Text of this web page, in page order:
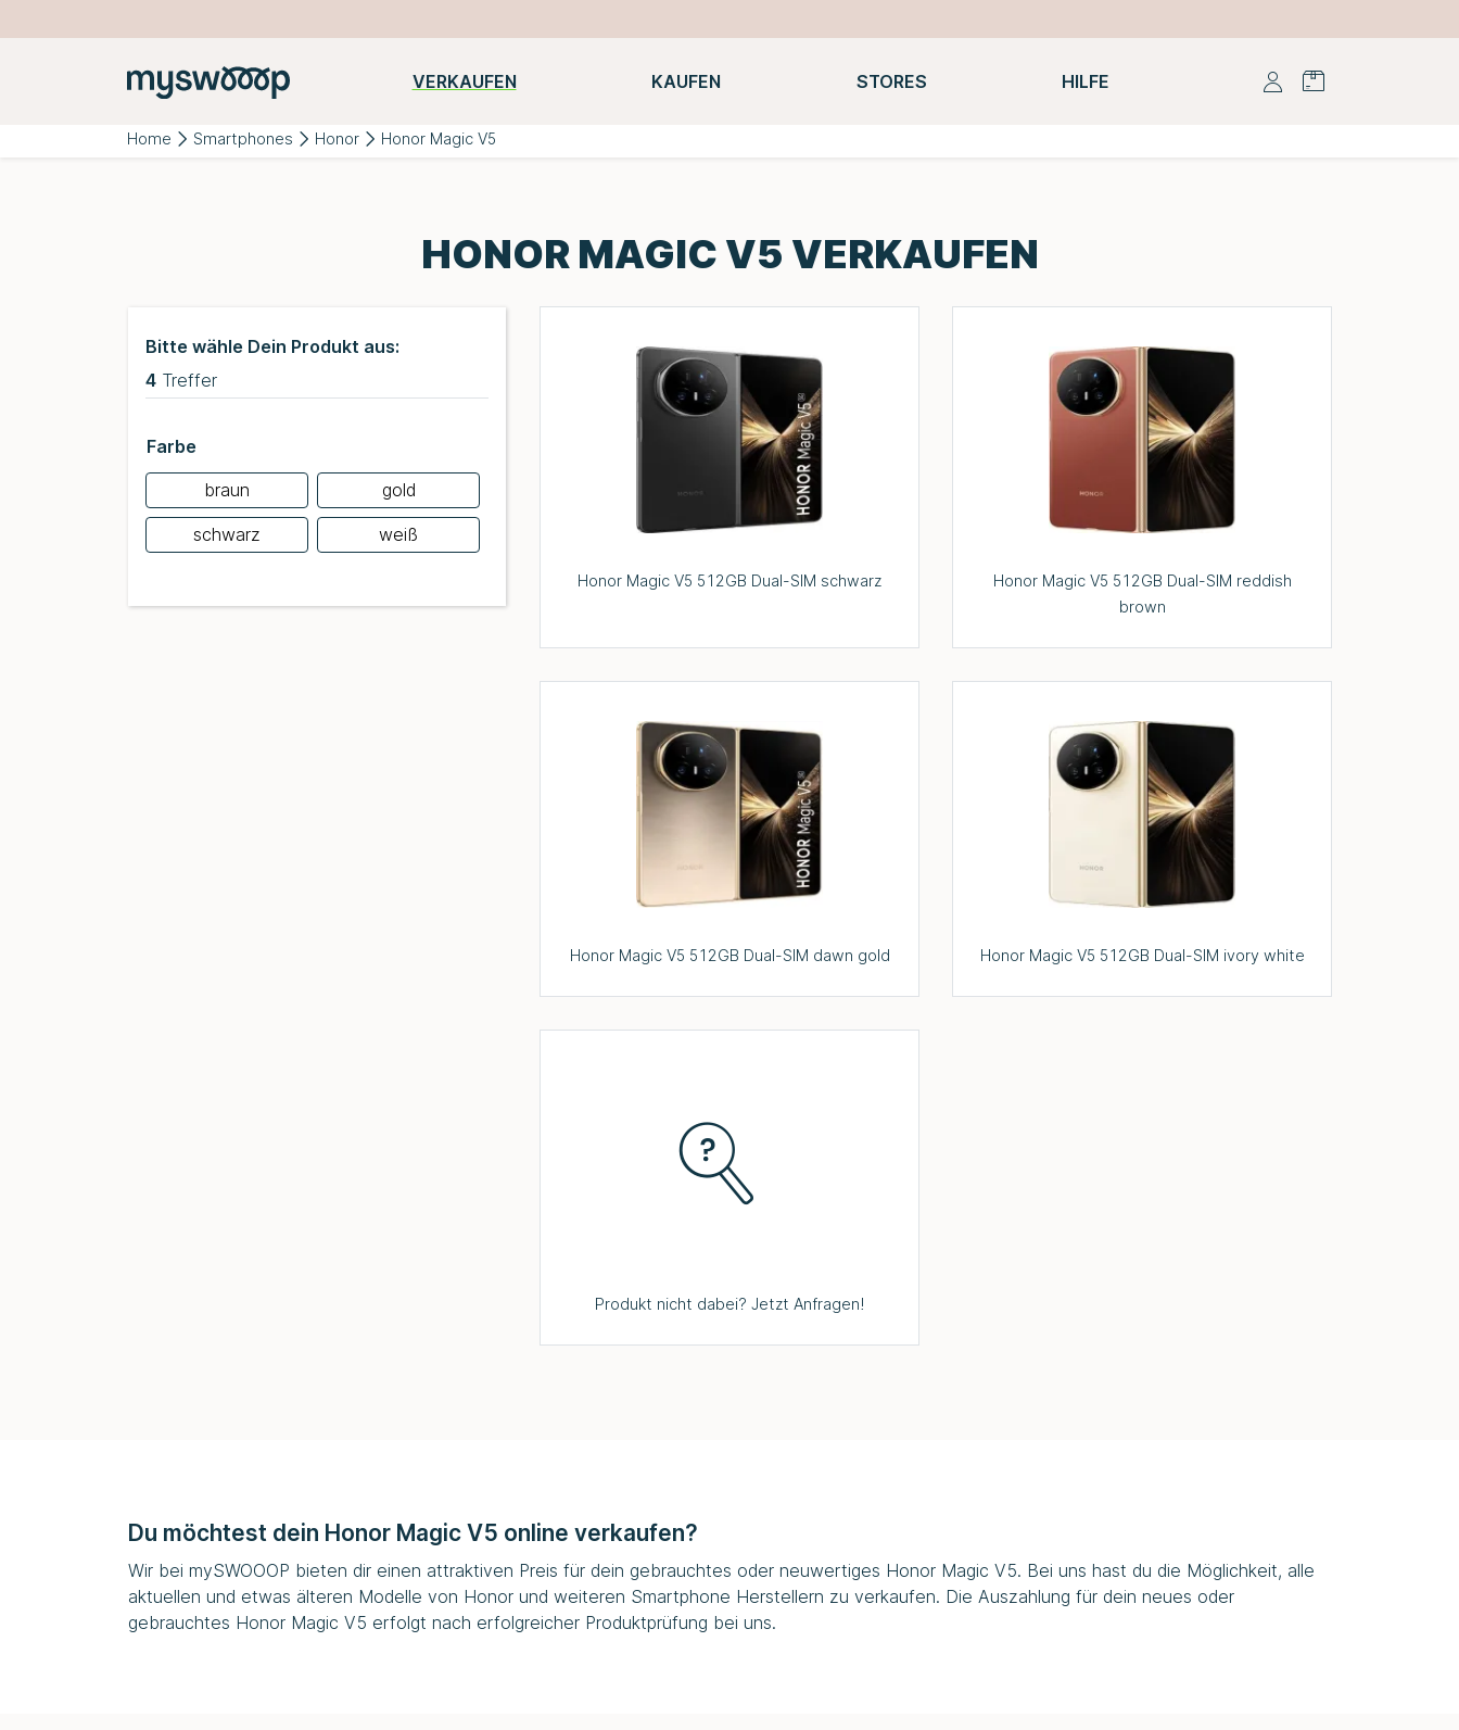
VERKAUFEN KAUFEN STORES HILFE
Beliebte
Kategorien:
iPhone Huawei Notebooks Macbooks Konsolen
Home Smartphones Honor Honor Magic V5
HONOR MAGIC V5 VERKAUFEN
Bitte wähle Dein Produkt aus:
4 Treffer
Farbe
braun
gold
schwarz weiß
Honor Magic V5 512GB Dual-SIM schwarz
Honor Magic V5 512GB Dual-SIM reddish
brown
Honor Magic V5 512GB Dual-SIM dawn gold Honor Magic V5 512GB Dual-SIM ivory white
Produkt nicht dabei? Jetzt Anfragen!
Du möchtest dein Honor Magic V5 online verkaufen?
Wir bei mySWOOOP bieten dir einen attraktiven Preis für dein gebrauchtes oder neuwertiges Honor Magic V5. Bei uns hast du die Möglichkeit, alle
aktuellen und etwas älteren Modelle von Honor und weiteren Smartphone Herstellern zu verkaufen. Die Auszahlung für dein neues oder
gebrauchtes Honor Magic V5 erfolgt nach erfolgreicher Produktprüfung bei uns.